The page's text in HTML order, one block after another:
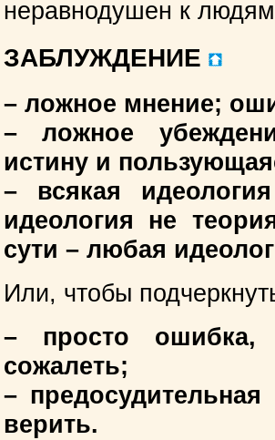
неравнодушен к
ЗАБЛУЖДЕНИЕ
– ложное мнение;
– ложное
истину и
– всякая
идеология не
сути – любая
Или, чтобы
– просто
сожалеть;
–
верить.